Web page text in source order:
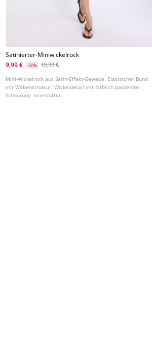
Satinierter-Miniwickelrock
9,99 €
-50% 19,99 €
Mini-Wickelrock aus Satin-Effekt-Gewebe. Elastischer Bund
mit Wabenstruktur. Wickeldetail mit farblich passender
Schnürung. Innenfutter.